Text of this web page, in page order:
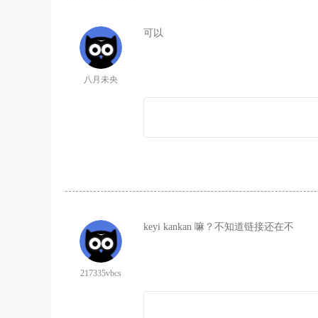
八月未央
可以
217335vbcs
keyi kankan 嘛？不知道链接还在不